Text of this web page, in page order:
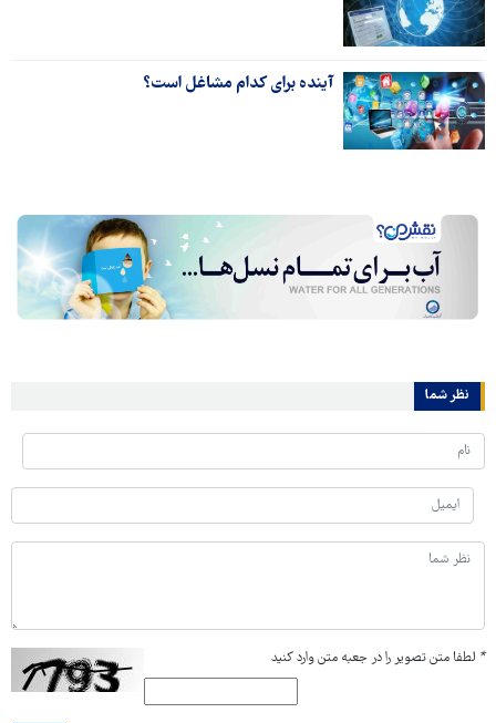
آینده برای کدام مشاغل است؟
نظر شما
* لطفا متن تصویر را در جعبه متن وارد کنید